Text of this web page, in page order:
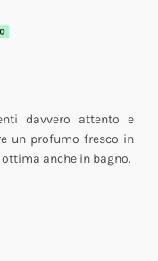
davvero attento e
un profumo fresco in
anche in bagno.